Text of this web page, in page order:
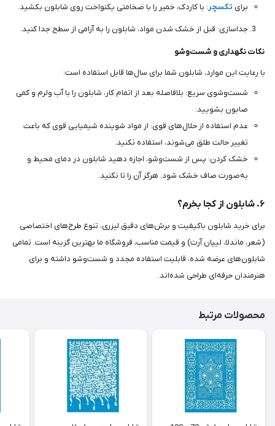
برای تکسچر: با کاردک، خمیر را با ضخامتی یکنواخت روی شابلون بکشید.
جداسازی: قبل از خشک شدن مواد، شابلون را به آرامی از سطح جدا کنید.
نکات نگهداری و شست‌وشو
با رعایت این موارد، شابلون شما برای سال‌ها قابل استفاده است:
شست‌وشوی سریع: بلافاصله بعد از اتمام کار، شابلون را با آب ولرم و کمی
صابون بشویید.
عدم استفاده از حلال‌های قوی: از مواد شوینده شیمیایی قوی که باعث
تغییر حالت طلق می‌شوند، استفاده نکنید.
خشک کردن: پس از شست‌وشو، اجازه دهید شابلون در دمای محیط و
به‌صورت صاف خشک شود. هرگز آن را تا نکنید.
۶. شابلون از کجا بخرم؟
برای خرید شابلون باکیفیت و برش‌های دقیق لیزری، تنوع طرح‌های اختصاصی
(شعر، ماندلا، لیپان آرت) و قیمت مناسب، فروشگاه ما بهترین گزینه است. تمامی
شابلون‌های عرضه شده، قابلیت استفاده مجدد و شست‌وشو داشته و برای
هنرمندان حرفه‌ای طراحی شده‌اند.
محصولات مرتبط